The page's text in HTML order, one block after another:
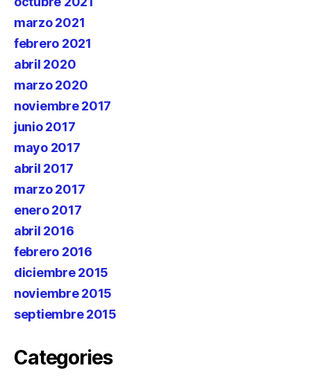
marzo 2021
febrero 2021
abril 2020
marzo 2020
noviembre 2017
junio 2017
mayo 2017
abril 2017
marzo 2017
enero 2017
abril 2016
febrero 2016
diciembre 2015
noviembre 2015
septiembre 2015
Categories